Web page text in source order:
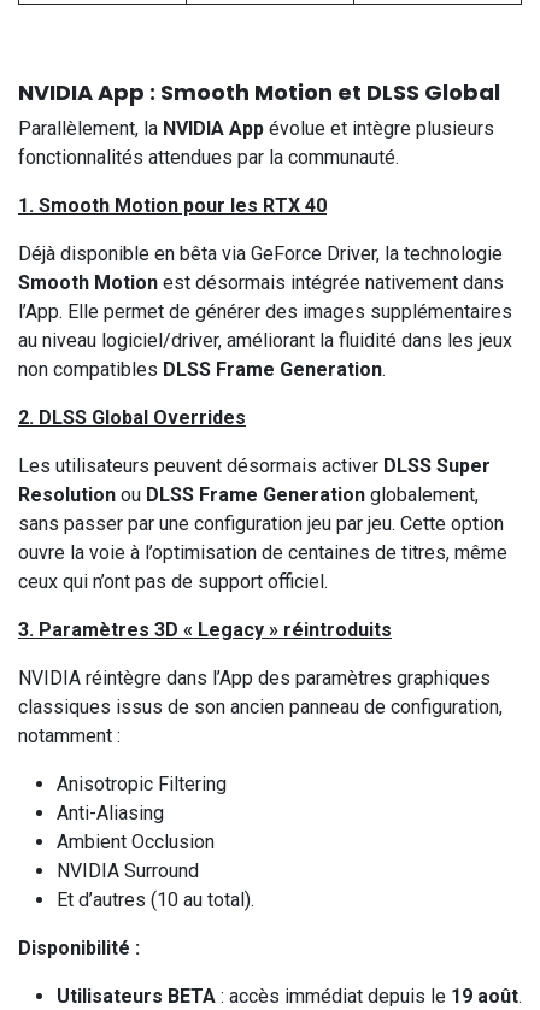
NVIDIA App : Smooth Motion et DLSS Global
Parallèlement, la NVIDIA App évolue et intègre plusieurs
fonctionnalités attendues par la communauté.
1. Smooth Motion pour les RTX 40
Déjà disponible en bêta via GeForce Driver, la technologie
Smooth Motion est désormais intégrée nativement dans
l’App. Elle permet de générer des images supplémentaires
au niveau logiciel/driver, améliorant la fluidité dans les jeux
non compatibles DLSS Frame Generation.
2. DLSS Global Overrides
Les utilisateurs peuvent désormais activer DLSS Super
Resolution ou DLSS Frame Generation globalement,
sans passer par une configuration jeu par jeu. Cette option
ouvre la voie à l’optimisation de centaines de titres, même
ceux qui n’ont pas de support officiel.
3. Paramètres 3D « Legacy » réintroduits
NVIDIA réintègre dans l’App des paramètres graphiques
classiques issus de son ancien panneau de configuration,
notamment :
Anisotropic Filtering
Anti-Aliasing
Ambient Occlusion
NVIDIA Surround
Et d’autres (10 au total).
Disponibilité :
Utilisateurs BETA : accès immédiat depuis le 19 août.